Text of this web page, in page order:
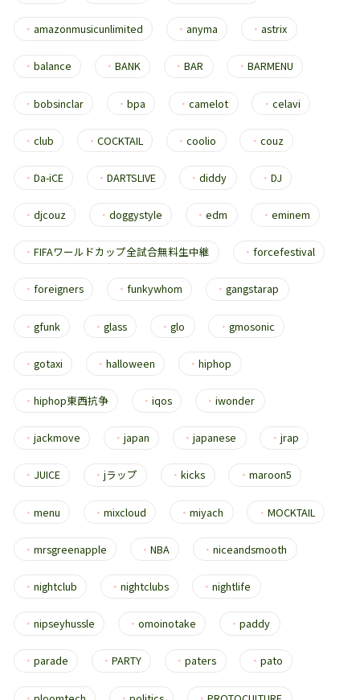
・ amazonmusicunlimited ・ anyma ・ astrix
・ balance ・BANK ・BAR ・ BARMENU
・ bobsinclar ・bpa ・camelot ・ celavi
・ club ・COCKTAIL ・coolio ・ couz
・ Da-iCE ・DARTSLIVE ・diddy ・ DJ
・ djcouz ・doggystyle ・edm ・ eminem
・ FIFAワールドカップ全試合無料生中継 ・ forcefestival
・ foreigners ・ funkywhom ・gangstarap
・ gfunk ・glass ・glo ・ gmosonic
・ gotaxi ・halloween ・hiphop
・ hiphop東西抗争 ・iqos ・iwonder
・ jackmove ・japan ・japanese ・ jrap
・ JUICE ・jラップ ・kicks ・ maroon5
・ menu ・mixcloud ・miyach ・ MOCKTAIL
・ mrsgreenapple ・NBA ・niceandsmooth
・ nightclub ・nightclubs ・nightlife
・ nipseyhussle ・omoinotake ・paddy
・ parade ・PARTY ・paters ・ pato